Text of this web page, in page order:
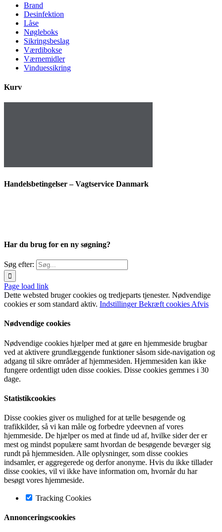
Brand
Desinfektion
Låse
Nøgleboks
Sikringsbeslag
Værdibokse
Værnemidler
Vinduessikring
Kurv
Handelsbetingelser – Vagtservice Danmark
Har du brug for en ny søgning?
Søg efter:
Page load link
Dette websted bruger cookies og tredjeparts tjenester. Nødvendige
cookies er som standard aktiv. IndstillingerBekræft cookies Afvis
Nødvendige cookies
Nødvendige cookies hjælper med at gøre en hjemmeside brugbar
ved at aktivere grundlæggende funktioner såsom side-navigation og
adgang til sikre områder af hjemmesiden. Hjemmesiden kan ikke
fungere ordentligt uden disse cookies. Disse cookies gemmes i 30
dage.
Statistikcookies
Disse cookies giver os mulighed for at tælle besøgende og
trafikkilder, så vi kan måle og forbedre ydeevnen af vores
hjemmeside. De hjælper os med at finde ud af, hvilke sider der er
mest og mindst populære samt hvordan de besøgende bevæger sig
rundt på hjemmesiden. Alle oplysninger, som disse cookies
indsamler, er aggregerede og derfor anonyme. Hvis du ikke tillader
disse cookies, vil vi ikke have information om, hvornår du har
besøgt vores hjemmeside.
Tracking Cookies
Annonceringscookies